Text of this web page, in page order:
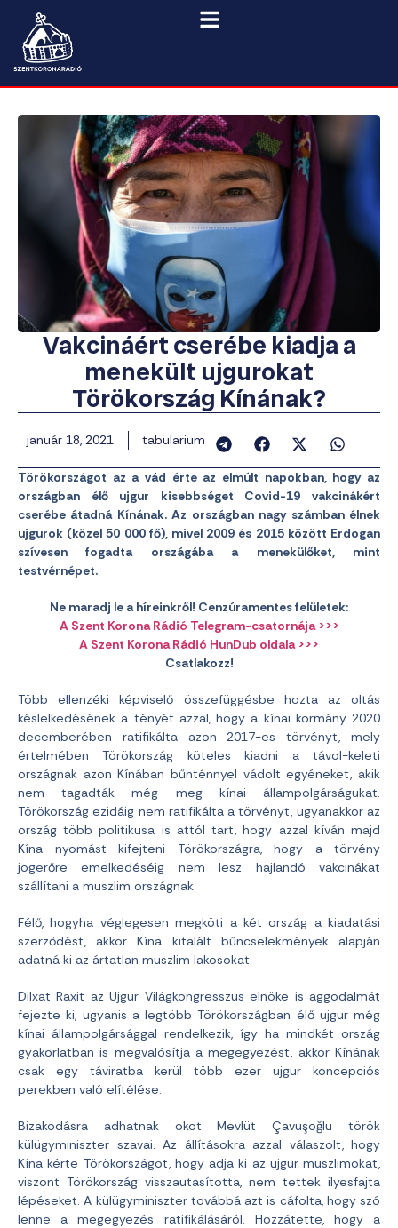
Vakcináért cserébe kiadja a
menekült ujgurokat
Törökország Kínának?
január 18, 2021 tabularium
Törökországot az a vád érte az elmúlt napokban, hogy az
országban élő ujgur kisebbséget Covid-19 vakcinákért
cserébe átadná Kínának. Az országban nagy számban élnek
ujgurok (közel 50 000 fő), mivel 2009 és 2015 között Erdogan
szívesen fogadta országába a menekülőket, mint
testvérnépet.
Ne maradj le a híreinkről! Cenzúramentes felületek:
A Szent Korona Rádió Telegram-csatornája >>>
A Szent Korona Rádió HunDub oldala >>>
Csatlakozz!
Több ellenzéki képviselő összefüggésbe hozta az oltás
késlelkedésének a tényét azzal, hogy a kínai kormány 2020
decemberében ratifikálta azon 2017-es törvényt, mely
értelmében Törökország köteles kiadni a távol-keleti
országnak azon Kínában bűnténnyel vádolt egyéneket, akik
nem tagadták még meg kínai állampolgárságukat.
Törökország ezidáig nem ratifikálta a törvényt, ugyanakkor az
ország több politikusa is attól tart, hogy azzal kíván majd
Kína nyomást kifejteni Törökországra, hogy a törvény
jogerőre emelkedéséig nem lesz hajlandó vakcinákat
szállítani a muszlim országnak.
Félő, hogyha véglegesen megköti a két ország a kiadatási
szerződést, akkor Kína kitalált bűncselekmények alapján
adatná ki az ártatlan muszlim lakosokat.
Dilxat Raxit az Ujgur Világkongresszus elnöke is aggodalmát
fejezte ki, ugyanis a legtöbb Törökországban élő ujgur még
kínai állampolgársággal rendelkezik, így ha mindkét ország
gyakorlatban is megvalósítja a megegyezést, akkor Kínának
csak egy táviratba kerül több ezer ujgur koncepciós
perekben való elítélése.
Bizakodásra adhatnak okot Mevlüt Çavuşoğlu török
külügyminiszter szavai. Az állításokra azzal válaszolt, hogy
Kína kérte Törökországot, hogy adja ki az ujgur muszlimokat,
viszont Törökország visszautasította, nem tettek ilyesfajta
lépéseket. A külügyminiszter továbbá azt is cáfolta, hogy szó
lenne a megegyezés ratifikálásáról. Hozzátette, hogy a